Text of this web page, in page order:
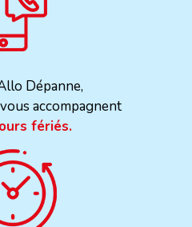
Dépanne,
accompagnent
fériés.